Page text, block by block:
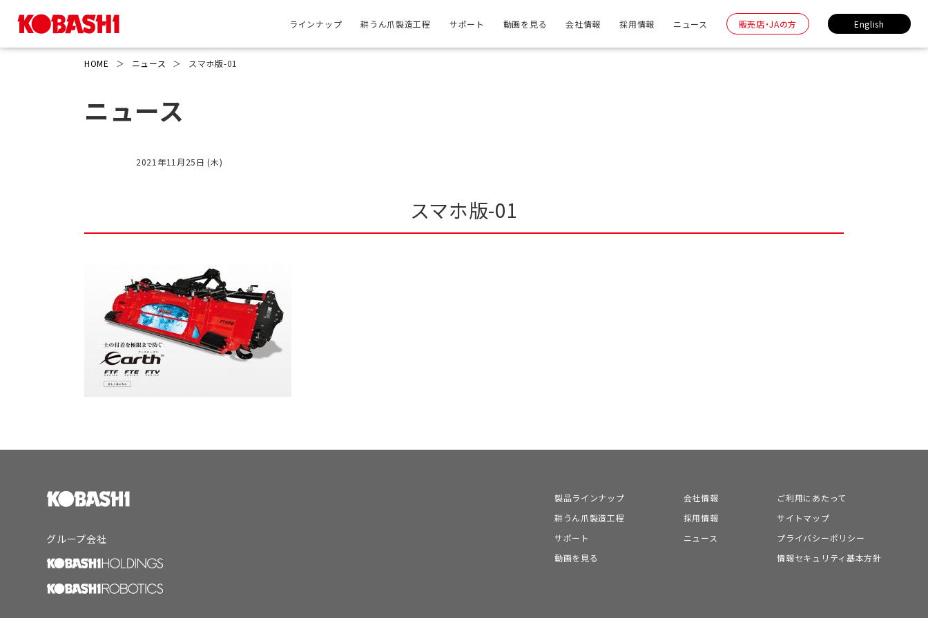
ラインナップ 耕うん爪製造工程 サポート 動画を見る 会社情報 採用情報 ニュース 販売店・JAの方 English
HOME ＞ ニュース ＞ スマホ版-01
ニュース
2021年11月25日 (木)
スマホ版-01
グループ会社
製品ラインナップ
耕うん爪製造工程
サポート
動画を見る
会社情報
採用情報
ニュース
ご利用にあたって
サイトマップ
プライバシーポリシー
情報セキュリティ基本方針